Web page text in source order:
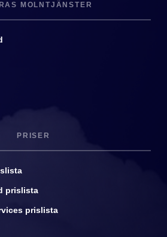
MOLNTJÄNSTER
PRISER
prislista
prislista